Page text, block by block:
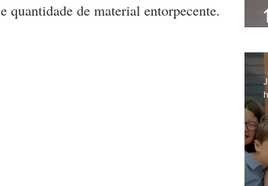
quantidade de material entorpecente.